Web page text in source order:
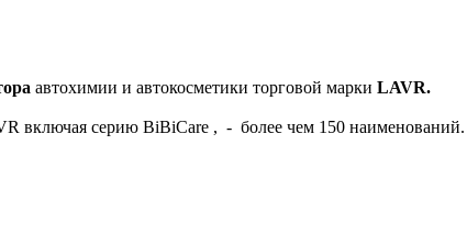
автохимии и автокосметики торговой марки LAVR.
включая серию BiBiCare , - более чем 150 наименований.